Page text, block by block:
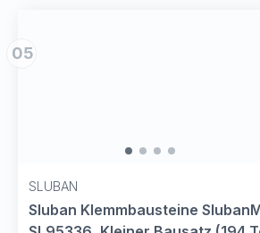
05
SLUBAN
Sluban Klemmbausteine